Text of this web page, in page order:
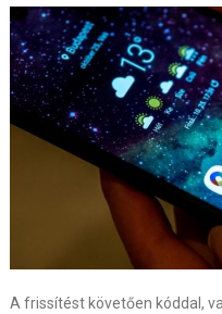
A frissítést követően kóddal,